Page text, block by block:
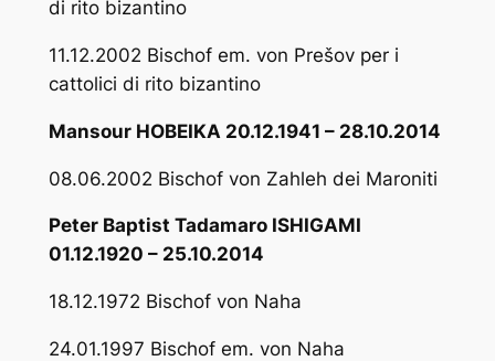
di rito bizantino
11.12.2002 Bischof em. von Prešov per i
cattolici di rito bizantino
Mansour HOBEIKA 20.12.1941 – 28.10.2014
08.06.2002 Bischof von Zahleh dei Maroniti
Peter Baptist Tadamaro ISHIGAMI
01.12.1920 – 25.10.2014
18.12.1972 Bischof von Naha
24.01.1997 Bischof em. von Naha